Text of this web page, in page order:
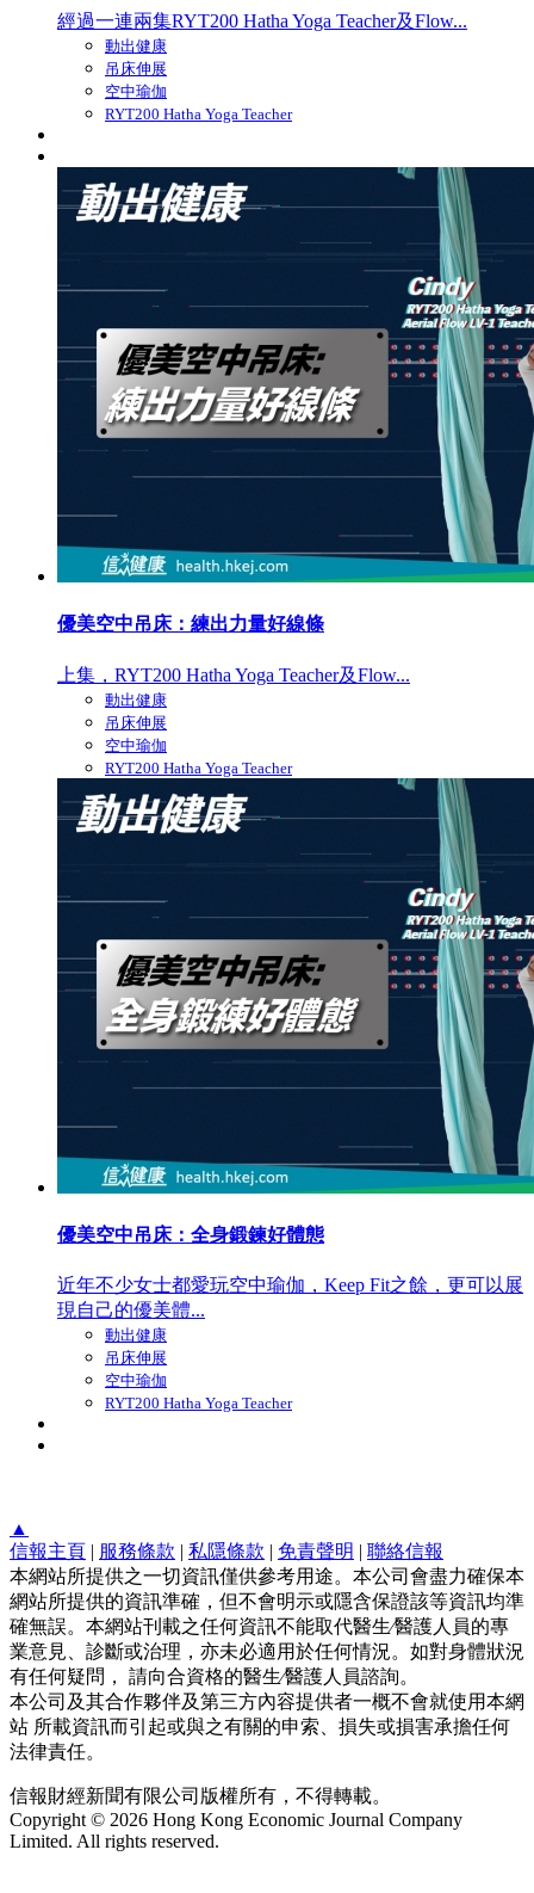
經過一連兩集RYT200 Hatha Yoga Teacher及Flow...
動出健康
吊床伸展
空中瑜伽
RYT200 Hatha Yoga Teacher
優美空中吊床：練出力量好線條
上集，RYT200 Hatha Yoga Teacher及Flow...
動出健康
吊床伸展
空中瑜伽
RYT200 Hatha Yoga Teacher
優美空中吊床：全身鍛鍊好體態
近年不少女士都愛玩空中瑜伽，Keep Fit之餘，更可以展
現自己的優美體...
動出健康
吊床伸展
空中瑜伽
RYT200 Hatha Yoga Teacher
▲
信報主頁 | 服務條款 | 私隱條款 | 免責聲明 | 聯絡信報
本網站所提供之一切資訊僅供參考用途。本公司會盡力確保本
網站所提供的資訊準確，但不會明示或隱含保證該等資訊均準
確無誤。本網站刊載之任何資訊不能取代醫生∕醫護人員的專
業意見、診斷或治理，亦未必適用於任何情況。如對身體狀況
有任何疑問， 請向合資格的醫生∕醫護人員諮詢。
本公司及其合作夥伴及第三方內容提供者一概不會就使用本網
站 所載資訊而引起或與之有關的申索、損失或損害承擔任何
法律責任。
信報財經新聞有限公司版權所有，不得轉載。
Copyright © 2026 Hong Kong Economic Journal Company
Limited. All rights reserved.